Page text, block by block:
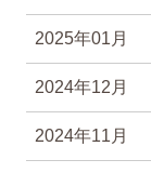
2025年01月
2024年12月
2024年11月